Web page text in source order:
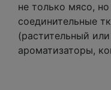
не только мясо,
соединительные
(растительный
ароматизаторы,